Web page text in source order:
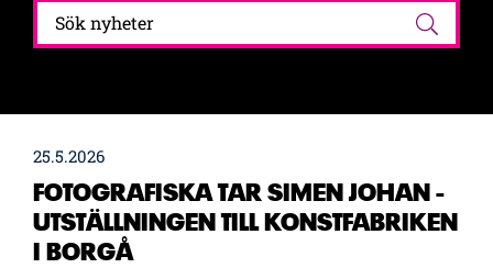
Sök efter: Sök
25.5.2026
FOTOGRAFISKA TAR SIMEN JOHAN -
UTSTÄLLNINGEN TILL KONSTFABRIKEN
I BORGÅ